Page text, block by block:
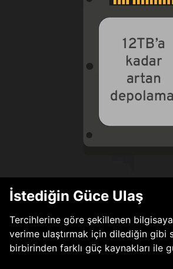
İstediğin Güce Ulaş
Tercihlerine göre şekillenen
verime ulaştırmak için dilediğin gibi
birbirinden farklı güç kaynakları ile